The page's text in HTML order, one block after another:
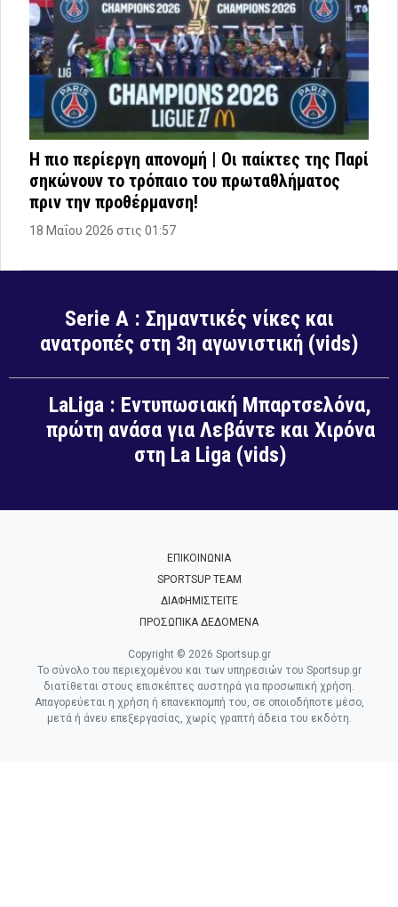
Η πιο περίεργη απονομή | Οι παίκτες της Παρί
σηκώνουν το τρόπαιο του πρωταθλήματος
πριν την προθέρμανση!
18 Μαΐου 2026 στις 01:57
Serie A : Σημαντικές νίκες και
ανατροπές στη 3η αγωνιστική (vids)
LaLiga : Εντυπωσιακή Μπαρτσελόνα,
πρώτη ανάσα για Λεβάντε και Χιρόνα
στη La Liga (vids)
ΕΠΙΚΟΙΝΩΝΙΑ
SPORTSUP TEAM
ΔΙΑΦΗΜΙΣΤΕΙΤΕ
ΠΡΟΣΩΠΙΚΑ ΔΕΔΟΜΕΝΑ
Copyright © 2026 Sportsup.gr
Το σύνολο του περιεχομένου και των υπηρεσιών του Sportsup.gr
διατίθεται στους επισκέπτες αυστηρά για προσωπική χρήση.
Απαγορεύεται η χρήση ή επανεκπομπή του, σε οποιοδήποτε μέσο,
μετά ή άνευ επεξεργασίας, χωρίς γραπτή άδεια του εκδότη.